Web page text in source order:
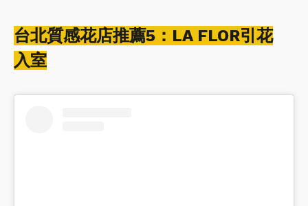
台北質感花店推薦5：LA FLOR引花
入室